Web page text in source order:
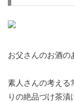
お父さんのお酒の
素人さんの考える
りの絶品づけ茶漬